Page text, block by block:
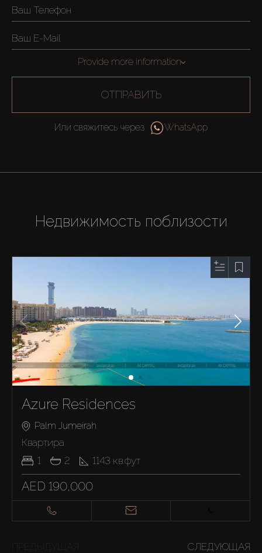
Provide more information
ОТПРАВИТЬ
Или свяжитесь через WhatsApp
Недвижимость поблизости
Azure Residences
Palm Jumeirah
Квартира
1
2 1143 кв.фут
AED 190,000
СЛЕДУЮЩАЯ